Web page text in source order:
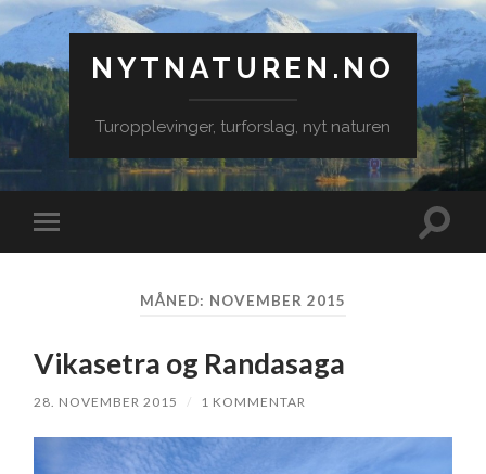
NYTNATUREN.NO
Turopplevinger, turforslag, nyt naturen
Veksle
mobilmeny
Veksle
MÅNED: NOVEMBER 2015
Vikasetra og Randasaga
28. NOVEMBER 2015 / 1 KOMMENTAR